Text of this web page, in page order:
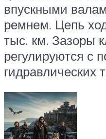
впускными
ремнем. Цепь
тыс. км. Зазоры
регулируются с
гидравлических